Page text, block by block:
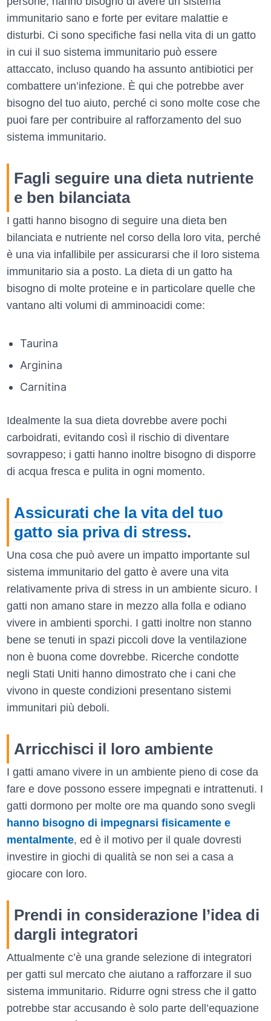
immunitario sano e forte per evitare malattie e
disturbi. Ci sono specifiche fasi nella vita di un gatto
in cui il suo sistema immunitario può essere
attaccato, incluso quando ha assunto antibiotici per
combattere un’infezione. È qui che potrebbe aver
bisogno del tuo aiuto, perché ci sono molte cose che
puoi fare per contribuire al rafforzamento del suo
sistema immunitario.
Fagli seguire una dieta nutriente
e ben bilanciata
I gatti hanno bisogno di seguire una dieta ben
bilanciata e nutriente nel corso della loro vita, perché
è una via infallibile per assicurarsi che il loro sistema
immunitario sia a posto. La dieta di un gatto ha
bisogno di molte proteine e in particolare quelle che
vantano alti volumi di amminoacidi come:
Taurina
Arginina
Carnitina
Idealmente la sua dieta dovrebbe avere pochi
carboidrati, evitando così il rischio di diventare
sovrappeso; i gatti hanno inoltre bisogno di disporre
di acqua fresca e pulita in ogni momento.
Assicurati che la vita del tuo
gatto sia priva di stress.
Una cosa che può avere un impatto importante sul
sistema immunitario del gatto è avere una vita
relativamente priva di stress in un ambiente sicuro. I
gatti non amano stare in mezzo alla folla e odiano
vivere in ambienti sporchi. I gatti inoltre non stanno
bene se tenuti in spazi piccoli dove la ventilazione
non è buona come dovrebbe. Ricerche condotte
negli Stati Uniti hanno dimostrato che i cani che
vivono in queste condizioni presentano sistemi
immunitari più deboli.
Arricchisci il loro ambiente
I gatti amano vivere in un ambiente pieno di cose da
fare e dove possono essere impegnati e intrattenuti. I
gatti dormono per molte ore ma quando sono svegli
hanno bisogno di impegnarsi fisicamente e
mentalmente, ed è il motivo per il quale dovresti
investire in giochi di qualità se non sei a casa a
giocare con loro.
Prendi in considerazione l’idea di
dargli integratori
Attualmente c’è una grande selezione di integratori
per gatti sul mercato che aiutano a rafforzare il suo
sistema immunitario. Ridurre ogni stress che il gatto
potrebbe star accusando è solo parte dell’equazione